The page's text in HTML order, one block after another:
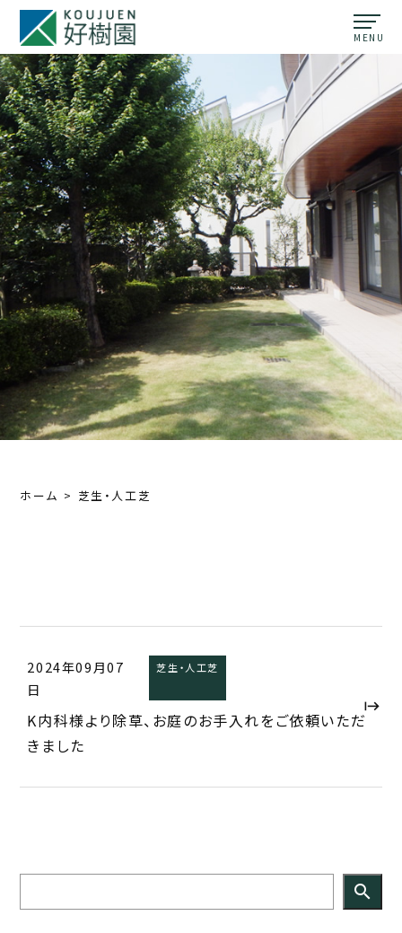
ホーム 芝生・人工芝
2024年09月07
日
芝生・人工芝
K内科様より除草、お庭のお手入れをご依頼いただ
きました
search